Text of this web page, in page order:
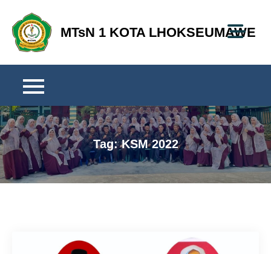
content
MTsN 1 KOTA LHOKSEUMAWE
Tag:KSM 2022